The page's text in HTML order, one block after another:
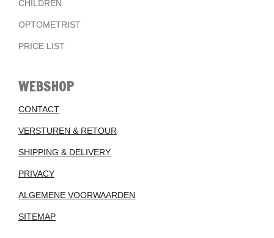
CHILDREN
OPTOMETRIST
PRICE LIST
WEBSHOP
CONTACT
VERSTUREN & RETOUR
SHIPPING & DELIVERY
PRIVACY
ALGEMENE VOORWAARDEN
SITEMAP